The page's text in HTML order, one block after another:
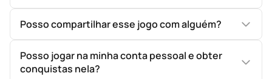
Posso compartilhar esse jogo com alguém?
Posso jogar na minha conta pessoal e obter
conquistas nela?